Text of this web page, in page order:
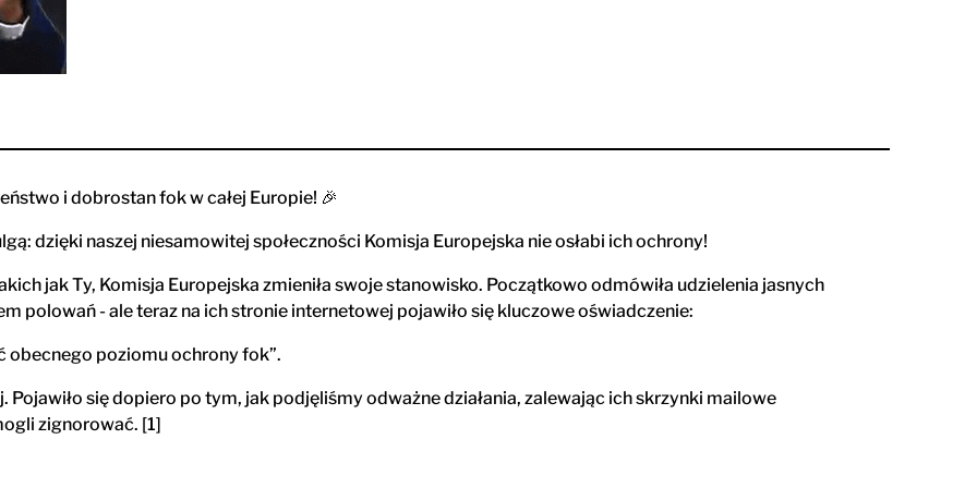
i dobrostan fok w całej Europie! 🎉
dzięki naszej niesamowitej społeczności Komisja Europejska nie osłabi ich ochrony!
jak Ty, Komisja Europejska zmieniła swoje stanowisko. Początkowo odmówiła udzielenia jasnych
polowań - ale teraz na ich stronie internetowej pojawiło się kluczowe oświadczenie:
obecnego poziomu ochrony fok”.
Pojawiło się dopiero po tym, jak podjęliśmy odważne działania, zalewając ich skrzynki mailowe
zignorować. [1]